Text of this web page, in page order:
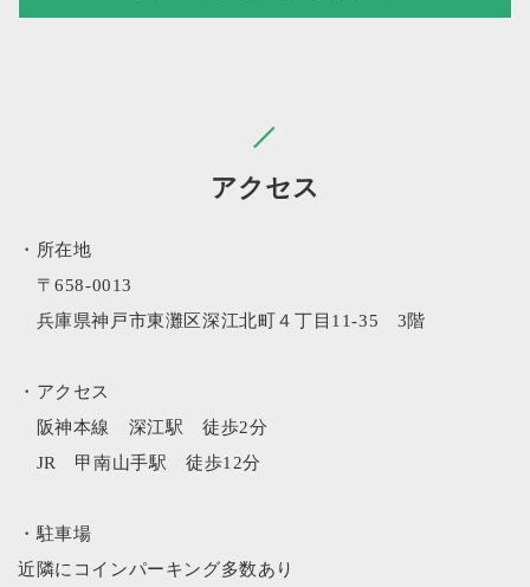
アクセス
・所在地
〒658-0013
兵庫県神戸市東灘区深江北町４丁目11-35 3階
・アクセス
阪神本線 深江駅 徒歩2分
JR 甲南山手駅 徒歩12分
・駐車場
近隣にコインパーキング多数あり